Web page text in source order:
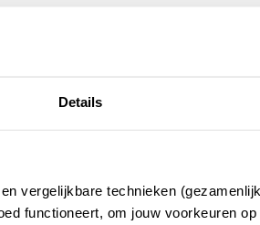
Details
vergelijkbare technieken
functioneert, om jouw voorkeuren